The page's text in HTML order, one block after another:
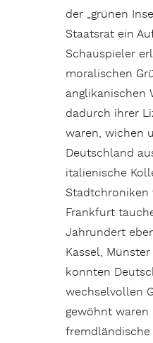
der „grünen
Staatsrat ein
Schauspieler
moralischen
anglikanischen
dadurch ihrer
waren, wichen
Deutschland
italienische
Stadtchroniken
Frankfurt
Jahrundert
Kassel,
konnten
wechselvollen
gewöhnt